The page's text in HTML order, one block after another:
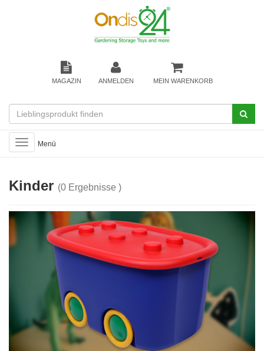
MAGAZIN ANMELDEN MEIN WARENKORB
Toggle
navigation
Menü
Kinder (0 Ergebnisse )